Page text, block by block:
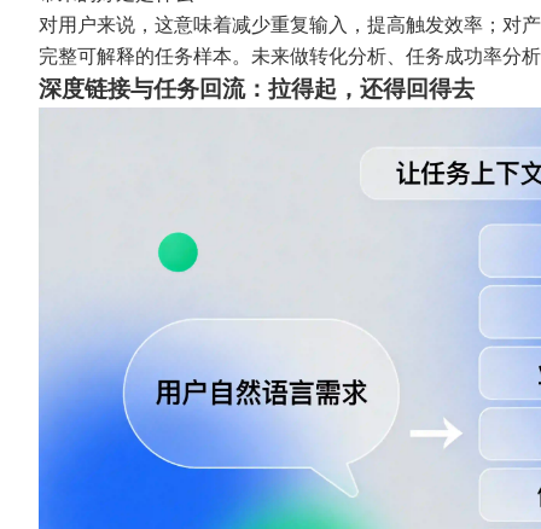
对用户来说，这意味着减少重复输入，提高触发效率；对
完整可解释的任务样本。未来做转化分析、任务成功率分
深度链接与任务回流：拉得起，还得回得去